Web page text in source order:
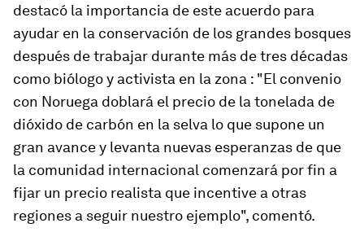
destacó la importancia de este acuerdo para
ayudar en la conservación de los grandes bosques
después de trabajar durante más de tres décadas
como biólogo y activista en la zona : "El convenio
con Noruega doblará el precio de la tonelada de
dióxido de carbón en la selva lo que supone un
gran avance y levanta nuevas esperanzas de que
la comunidad internacional comenzará por fin a
fijar un precio realista que incentive a otras
regiones a seguir nuestro ejemplo", comentó.